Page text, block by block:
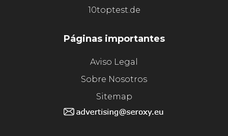
10toptest.de
Páginas importantes
Aviso Legal
Sobre Nosotros
Sitemap